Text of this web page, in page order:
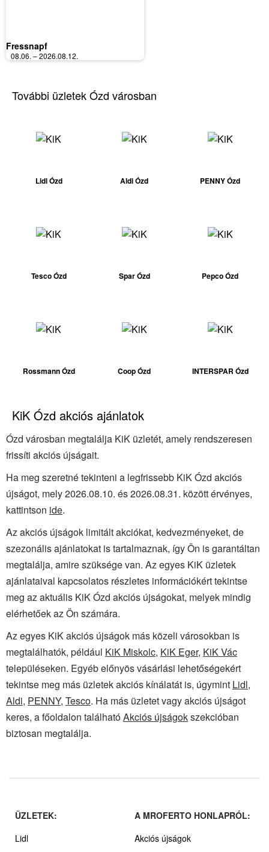
Fressnapf
08.06. – 2026.08.12.
További üzletek Ózd városban
Lidl Ózd Aldi Ózd PENNY Ózd
Tesco Ózd Spar Ózd Pepco Ózd
Rossmann Ózd Coop Ózd INTERSPAR Ózd
KiK Ózd akciós ajánlatok
Ózd városban megtalálja KiK üzletét, amely rendszeresen
frissíti akciós újságait.
Ha meg szeretné tekinteni a legfrissebb KiK Ózd akciós
újságot, mely 2026.08.10. és 2026.08.31. között érvényes,
kattintson ide.
Az akciós újságok limitált akciókat, kedvezményeket, de
szezonális ajánlatokat is tartalmaznak, így Ön is garantáltan
megtalálja, amire szüksége van. Az egyes KiK üzletek
ajánlataival kapcsolatos részletes információkért tekintse
meg az aktuális KiK Ózd akciós újságokat, melyek mindig
elérhetőek az Ön számára.
Az egyes KiK akciós újságok más közeli városokban is
megtalálhatók, például KiK Miskolc, KiK Eger, KiK Vác
településeken. Egyéb előnyös vásárlási lehetőségekért
tekintse meg más üzletek akciós kínálatát is, úgymint Lidl,
Aldi, PENNY, Tesco. Ha más üzletet vagy akciós újságot
keres, a főoldalon találhatóAkciós újságokszekcióban
biztosan megtalálja.
ÜZLETEK:
Lidl
A MROFERTO HONLAPRÓL:
Akciós újságok